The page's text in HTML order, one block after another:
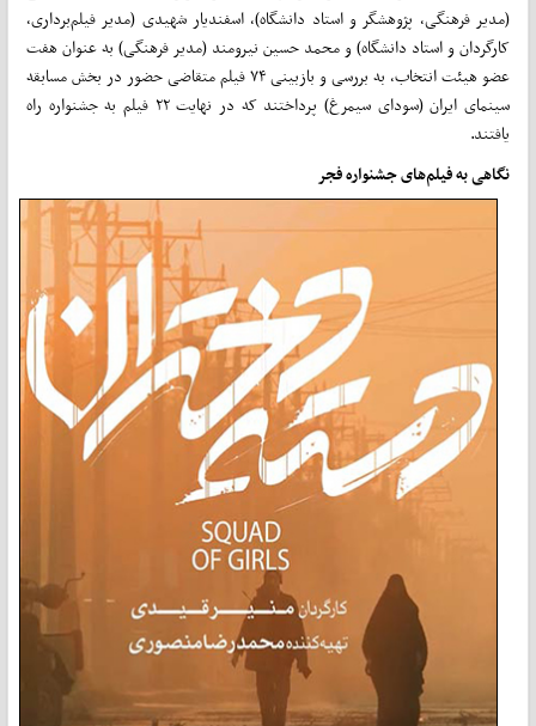
(مدیر فرهنگی، پژوهشگر و استاد دانشگاه)، اسفندیار شهیدی (مدیر فیلم‌برداری،
کارگردان و استاد دانشگاه) و محمد حسین نیرومند (مدیر فرهنگی) به عنوان هفت
عضو هیئت انتخاب، به بررسی و بازبینی ۷۴ فیلم متقاضی حضور در بخش مسابقه
سینمای ایران (سودای سیمرغ) پرداختند که در نهایت ۲۲ فیلم به جشنواره راه
یافتند.
نگاهی به فیلم‌های جشنواره فجر